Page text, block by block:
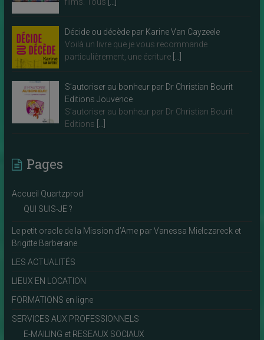
Décide ou décède par Karine Van Cayzeele
Voilà un livre que je vous recommande
particulièrement, une écriture
S’autoriser au bonheur par Dr Christian Bourit
Editions Jouvence
S’autoriser au bonheur par Dr Christian Bourit
Editions
Pages
Accueil Quartzprod
QUI SUIS-JE ?
Le petit oracle de la Mission d’Ame par Vanessa Mielczareck et
Brigitte Barberane
LES ACTUALITÉS
LIEUX EN LOCATION
FORMATIONS en ligne
SERVICES AUX PROFESSIONNELS
E-MAILING et RESEAUX SOCIAUX